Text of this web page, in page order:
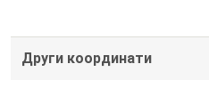
Други координати